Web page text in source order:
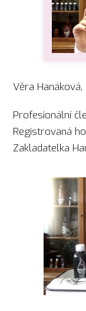
Věra Hanáková,
Profesionální
Registrovaná
Zakladatelka